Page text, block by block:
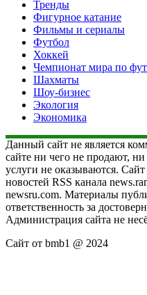
Тренды
Фигурное катание
Фильмы и сериалы
Футбол
Хоккей
Чемпионат мира по
Шахматы
Шоу-бизнес
Экология
Экономика
Данный сайт не является
сайте ни чего не продают,
услуги не оказываются. Сайт
новостей RSS канала
newsru.com. Материалы
ответственность за
Администрация сайта не
Сайт от bmb1 @ 2024